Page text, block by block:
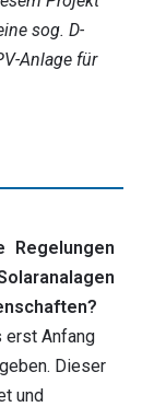
sog. D-
Anlage für
Regelungen
erst Anfang
Dieser
und